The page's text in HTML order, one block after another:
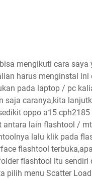
mengikuti cara
harus menginstal
pada laptop / pc
saja caranya,kita
oppo a15
antara lain flashtool /
lalu klik pada
flashtool
flashtool itu sendiri
pilih menu Scatter